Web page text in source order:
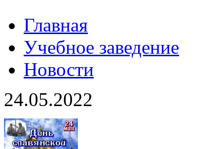
Главная
Учебное заведение
Новости
24.05.2022